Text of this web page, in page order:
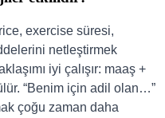
exercise süresi,
netleştirmek
iyi çalışır: maaş +
“Benim için adil olan…”
çoğu zaman daha